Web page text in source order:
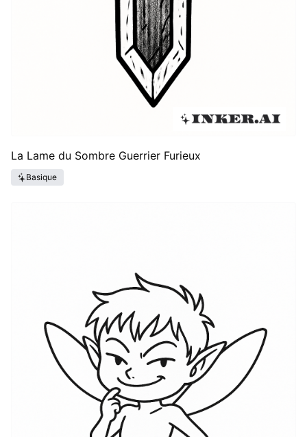
La Lame du Sombre Guerrier Furieux
Basique